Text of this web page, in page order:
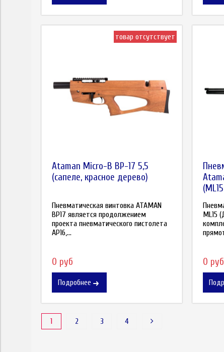
товар отсутствует
Ataman Micro-B BP-17 5,5
(сапеле, красное дерево)
Пневматическая винтовка ATAMAN
BP17 является продолжением
проекта пневматического пистолета
AP16,...
0 руб
Подробнее
ML15
0 руб
1 2 3 4